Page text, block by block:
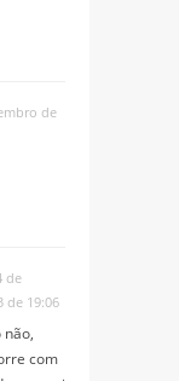
de
de
de 19:06
não,
com